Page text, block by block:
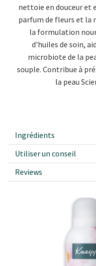
nettoie en douceur et
parfum de fleurs et la
la formulation
d'huiles de soin,
microbiote de la
souple. Contribue à
la peau
Ingrédients
Utiliser un conseil
Reviews